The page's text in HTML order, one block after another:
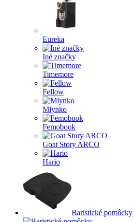
Eureka
Iné značky
Timemore
Fellow
Mlynko
Femobook
Goat Story ARCO
Hario
Baristické pomôcky